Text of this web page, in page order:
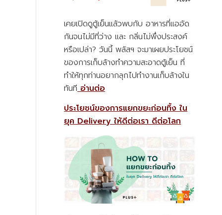
เคยเปิดดูตู้เย็นแล้วพบกับ อาหารที่แออัด
กันจนไม่มีที่ว่าง และ กลิ่นไม่พึ่งประสงค์
หรือเปล่า? วันนี้ พลัสฯ จะมาเผยประโยชน์
ของการเก็บล้างทำความสะอาดตู้เย็น ที่
ทำให้ทุกท่านอยากลุกไปทำงานเก็บล้างใน
ทันที อ่านต่อ
ประโยชน์ของการแยกขยะก่อนทิ้ง ใน
ยุค Delivery ให้ดีต่อเรา ดีต่อโลก